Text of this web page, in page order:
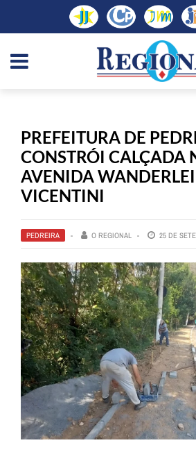
PREFEITURA DE
CONSTRÓI CALÇADA
AVENIDA WANDERLEI
VICENTINI
PEDREIRA O REGIONAL 25 DE